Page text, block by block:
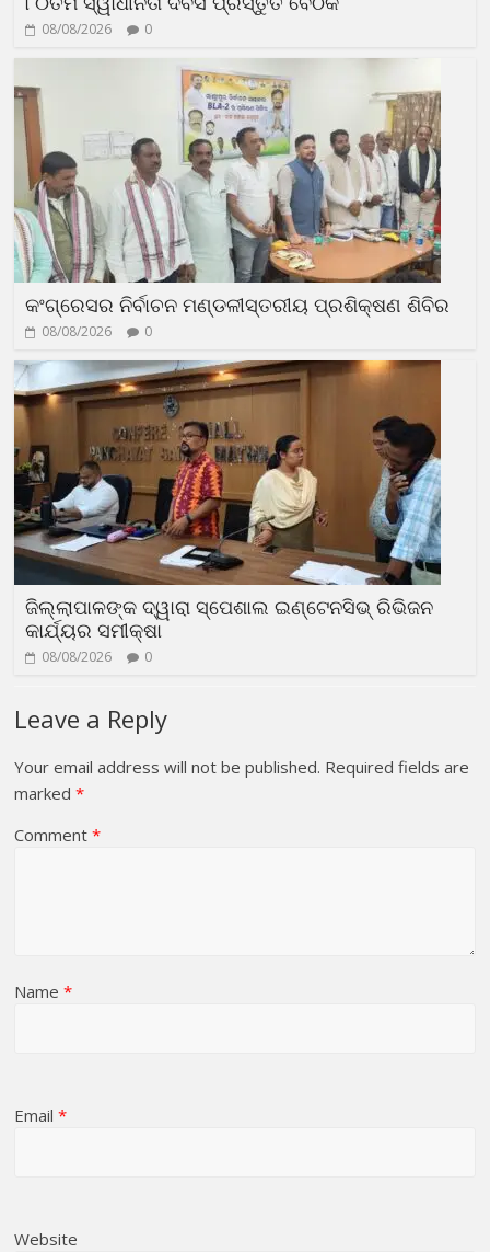
08/08/2026 0
କଂଗ୍ରେସର ନିର୍ବାଚନ ମଣ୍ଡଳୀସ୍ତରୀୟ ପ୍ରଶିକ୍ଷଣ ଶିବିର
08/08/2026 0
ଜିଲ୍ଲାପାଳଙ୍କ ଦ୍ୱାରା ସ୍ପେଶାଲ ଇଣ୍ଟେନସିଭ୍ ରିଭିଜନ
କାର୍ଯ୍ୟର ସମୀକ୍ଷା
08/08/2026 0
Leave a Reply
Your email address will not be published. Required fields are
marked*
Comment*
Name*
Email*
Website